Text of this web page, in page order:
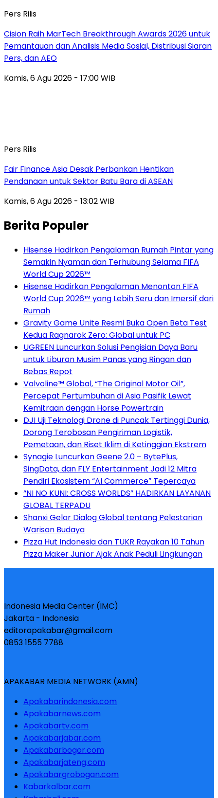
Pers Rilis
Cision Raih MarTech Breakthrough Awards 2026 untuk
Pemantauan dan Analisis Media Sosial, Distribusi Siaran
Pers, dan AEO
Kamis, 6 Agu 2026 - 17:00 WIB
Pers Rilis
Fair Finance Asia Desak Perbankan Hentikan
Pendanaan untuk Sektor Batu Bara di ASEAN
Kamis, 6 Agu 2026 - 13:02 WIB
Berita Populer
Hisense Hadirkan Pengalaman Rumah Pintar yang
Semakin Nyaman dan Terhubung Selama FIFA
World Cup 2026™
Hisense Hadirkan Pengalaman Menonton FIFA
World Cup 2026™ yang Lebih Seru dan Imersif dari
Rumah
Gravity Game Unite Resmi Buka Open Beta Test
Kedua Ragnarok Zero: Global untuk PC
UGREEN Luncurkan Solusi Pengisian Daya Baru
untuk Liburan Musim Panas yang Ringan dan
Bebas Repot
Valvoline™ Global, “The Original Motor Oil”,
Percepat Pertumbuhan di Asia Pasifik Lewat
Kemitraan dengan Horse Powertrain
DJI Uji Teknologi Drone di Puncak Tertinggi Dunia,
Dorong Terobosan Pengiriman Logistik,
Pemetaan, dan Riset Iklim di Ketinggian Ekstrem
Synagie Luncurkan Geene 2.0 – BytePlus,
SingData, dan FLY Entertainment Jadi 12 Mitra
Pendiri Ekosistem “AI Commerce” Tepercaya
“NI NO KUNI: CROSS WORLDS” HADIRKAN LAYANAN
GLOBAL TERPADU
Shanxi Gelar Dialog Global tentang Pelestarian
Warisan Budaya
Pizza Hut Indonesia dan TUKR Rayakan 10 Tahun
Pizza Maker Junior Ajak Anak Peduli Lingkungan
Indonesia Media Center (IMC)
Jakarta - Indonesia
editorapakabar@gmail.com
0853 1555 7788
APAKABAR MEDIA NETWORK (AMN)
Apakabarindonesia.com
Apakabarnews.com
Apakabartv.com
Apakabarjabar.com
Apakabarbogor.com
Apakabarjateng.com
Apakabargrobogan.com
Kabarkalbar.com